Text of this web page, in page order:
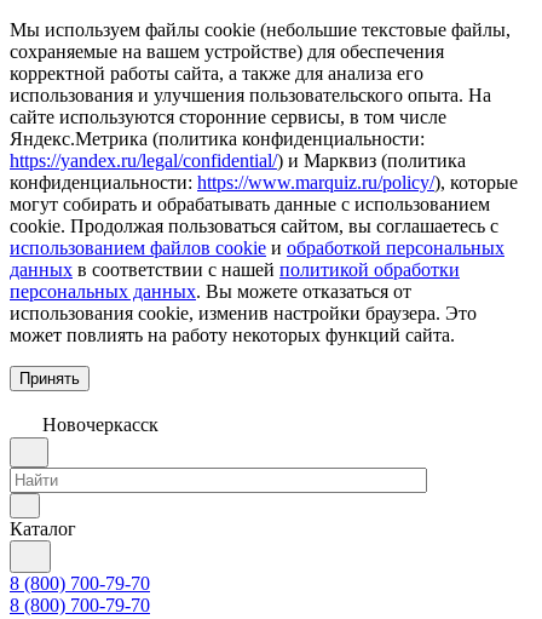
Мы используем файлы cookie (небольшие текстовые файлы,
сохраняемые на вашем устройстве) для обеспечения
корректной работы сайта, а также для анализа его
использования и улучшения пользовательского опыта. На
сайте используются сторонние сервисы, в том числе
Яндекс.Метрика (политика конфиденциальности:
https://yandex.ru/legal/confidential/) и Марквиз (политика
конфиденциальности: https://www.marquiz.ru/policy/), которые
могут собирать и обрабатывать данные с использованием
cookie. Продолжая пользоваться сайтом, вы соглашаетесь с
использованием файлов cookie и обработкой персональных
данных в соответствии с нашей политикой обработки
персональных данных. Вы можете отказаться от
использования cookie, изменив настройки браузера. Это
может повлиять на работу некоторых функций сайта.
Принять
Новочеркаcск
Каталог
8 (800) 700-79-70
8 (800) 700-79-70